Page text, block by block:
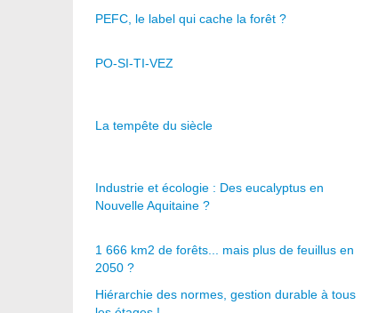
PEFC, le label qui cache la forêt ?
PO-SI-TI-VEZ
La tempête du siècle
Industrie et écologie : Des eucalyptus en
Nouvelle Aquitaine ?
1 666 km2 de forêts... mais plus de feuillus en
2050 ?
Hiérarchie des normes, gestion durable à tous